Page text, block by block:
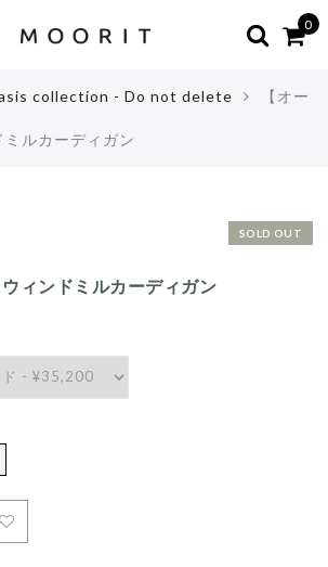
0
collection - Do not delete 【オー
ルカーディガン
SOLD OUT
ウィンドミルカーディガン